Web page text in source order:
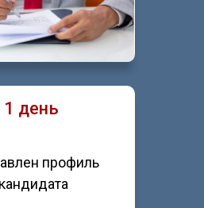
1 день
профиль
кандидата